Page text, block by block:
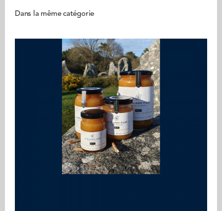
Dans la même catégorie